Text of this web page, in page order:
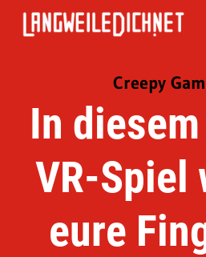
Creepy
In
VR-Spiel
eure